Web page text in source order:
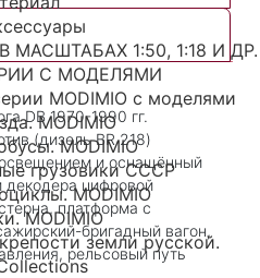
1:50, 1:18 И ДР.
С МОДЕЛЯМИ
MODIMIO с моделями
MODIMIO
MODIMIO
грузовики СССР
MODIMIO
MODIMIO
земли русской.
DB 1970-1990 гг.
(дизель BR 218)
и оснащённый
декодера цифровой
платформа с
бригадный вагон,
рельсовый путь